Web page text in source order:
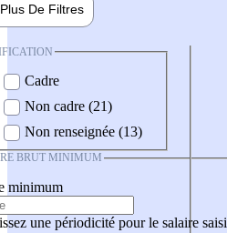
Plus De Filtres
Cadre
Non cadre (21)
Non renseignée (13)
BRUT MINIMUM
minimum
une périodicité pour le salaire saisi